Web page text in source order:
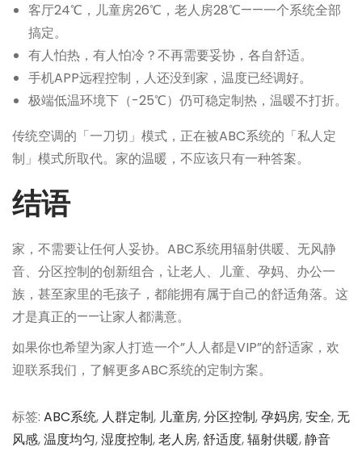
客厅24℃，儿童房26℃，老人房28℃——一个系统全部
搞定。
有人怕热，有人怕冷？不再需要妥协，各自舒适。
手机APP远程控制，人还没到家，温度已经调好。
极端低温环境下（-25℃）仍可稳定制热，温暖不打折。
传统空调的「一刀切」模式，正在被ABC系统的「私人定
制」模式所取代。家的温暖，不应该只有一种答案。
结语
家，不需要让任何人妥协。ABC系统用辐射供暖、无风静
音、分区控制的创新组合，让老人、儿童、孕妈、办公一
族，甚至家里的毛孩子，都能拥有属于自己的舒适角落。这
才是真正的——让家人都满意。
如果你也希望为家人打造一个”人人都是VIP”的舒适家，欢
迎联系我们，了解更多ABC系统的定制方案。
标签: ABC系统, 人群定制, 儿童房,分区控制,孕妈房,安全,无
风感,温度均匀,湿度控制,老人房,舒适度,辐射供暖,静音